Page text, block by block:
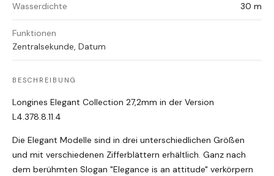
Wasserdichte 30 m
Funktionen
Zentralsekunde, Datum
BESCHREIBUNG
Longines Elegant Collection 27,2mm in der Version
L4.378.8.11.4
Die Elegant Modelle sind in drei unterschiedlichen Größen
und mit verschiedenen Zifferblättern erhältlich. Ganz nach
dem berühmten Slogan "Elegance is an attitude" verkörpern